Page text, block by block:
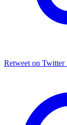
Retweet on Twitter